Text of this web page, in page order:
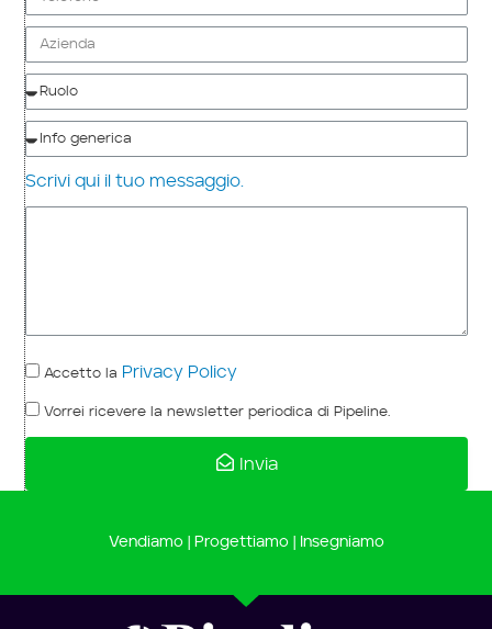
Scrivi qui il tuo messaggio.
Accetto la Privacy Policy
Vorrei ricevere la newsletter periodica di Pipeline.
Invia
Vendiamo | Progettiamo | Insegniamo